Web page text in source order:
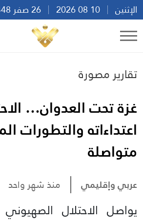
الإثنين
تقارير مصورة
غزة تحت العدوان…
اعتداءاته والتطورات
متواصلة
عربي وإقليمي منذ شهر واحد
يواصل الاحتلال الصهيوني